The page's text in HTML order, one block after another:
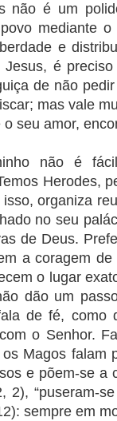
não é um
mediante
e
Jesus, é
de não
mas vale
seu amor,
não é
Herodes,
organiza
no seu
de Deus.
a coragem
o lugar
dão um
de fé, como
o Senhor.
Magos falam
e põem-se a
2), “puseram-
sempre em